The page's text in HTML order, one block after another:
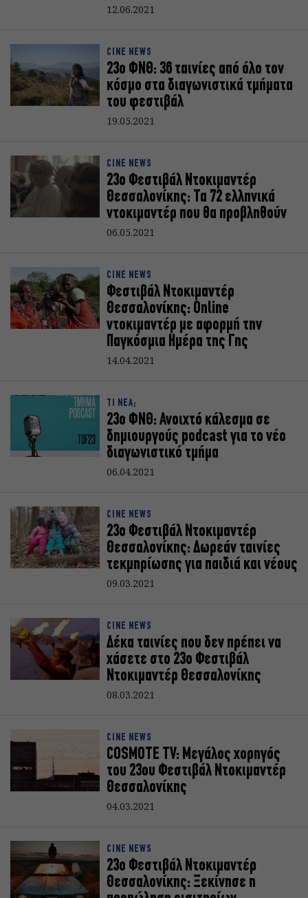
12.06.2021
CINE NEWS
23ο ΦΝΘ: 36 ταινίες από όλο τον
κόσμο στα διαγωνιστικά τμήματα
του φεστιβάλ
19.05.2021
CINE NEWS
23ο Φεστιβάλ Ντοκιμαντέρ
Θεσσαλονίκης: Τα 72 ελληνικά
ντοκιμαντέρ που θα προβληθούν
06.05.2021
CINE NEWS
Φεστιβάλ Ντοκιμαντέρ
Θεσσαλονίκης: Online
ντοκιμαντέρ με αφορμή την
Παγκόσμια Ημέρα της Γης
14.04.2021
ΤΙ ΝΕΑ;
23ο ΦΝΘ: Ανοιχτό κάλεσμα σε
δημιουργούς podcast για το νέο
διαγωνιστικό τμήμα
06.04.2021
CINE NEWS
23ο Φεστιβάλ Ντοκιμαντέρ
Θεσσαλονίκης: Δωρεάν ταινίες
τεκμηρίωσης για παιδιά και νέους
09.03.2021
CINE NEWS
Δέκα ταινίες που δεν πρέπει να
χάσετε στο 23ο Φεστιβάλ
Ντοκιμαντέρ Θεσσαλονίκης
08.03.2021
CINE NEWS
COSMOTE TV: Μεγάλος χορηγός
του 23ου Φεστιβάλ Ντοκιμαντέρ
Θεσσαλονίκης
04.03.2021
CINE NEWS
23ο Φεστιβάλ Ντοκιμαντέρ
Θεσσαλονίκης: Ξεκίνησε η